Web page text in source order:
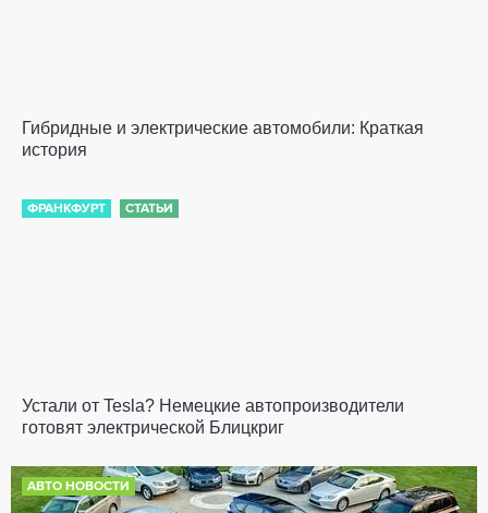
Гибридные и электрические автомобили: Краткая
история
ФРАНКФУРТ СТАТЬИ
Устали от Tesla? Немецкие автопроизводители
готовят электрической Блицкриг
АВТО НОВОСТИ